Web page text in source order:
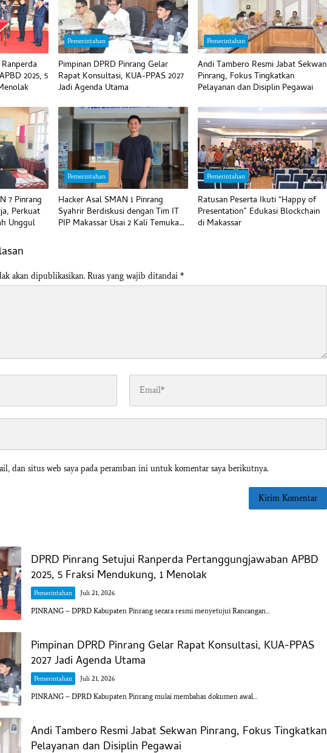
2025, 5
Pemerintahan
Pimpinan DPRD Pinrang Gelar
Rapat Konsultasi, KUA-PPAS 2027
Jadi Agenda Utama
Pemerintahan
Andi Tambero Resmi Jabat Sekwan
Pinrang, Fokus Tingkatkan
Pelayanan dan Disiplin Pegawai
7 Pinrang
Perkuat
Unggul
Pemerintahan
Hacker Asal SMAN 1 Pinrang
Syahrir Berdiskusi dengan Tim IT
PIP Makassar Usai 2 Kali Temukan
Pemerintahan
Ratusan Peserta Ikuti “Happy of
Presentation” Edukasi Blockchain
di Makassar
akan dipublikasikan. Ruas yang wajib ditandai *
dan situs web saya pada peramban ini untuk komentar saya berikutnya.
DPRD Pinrang Setujui Ranperda Pertanggungjawaban APBD
2025, 5 Fraksi Mendukung, 1 Menolak
Pemerintahan Juli 21, 2026
PINRANG – DPRD Kabupaten Pinrang secara resmi menyetujui Rancangan…
Pimpinan DPRD Pinrang Gelar Rapat Konsultasi, KUA-PPAS
2027 Jadi Agenda Utama
Pemerintahan Juli 21, 2026
PINRANG – DPRD Kabupaten Pinrang mulai membahas dokumen awal…
Andi Tambero Resmi Jabat Sekwan Pinrang, Fokus Tingkatkan
Pelayanan dan Disiplin Pegawai